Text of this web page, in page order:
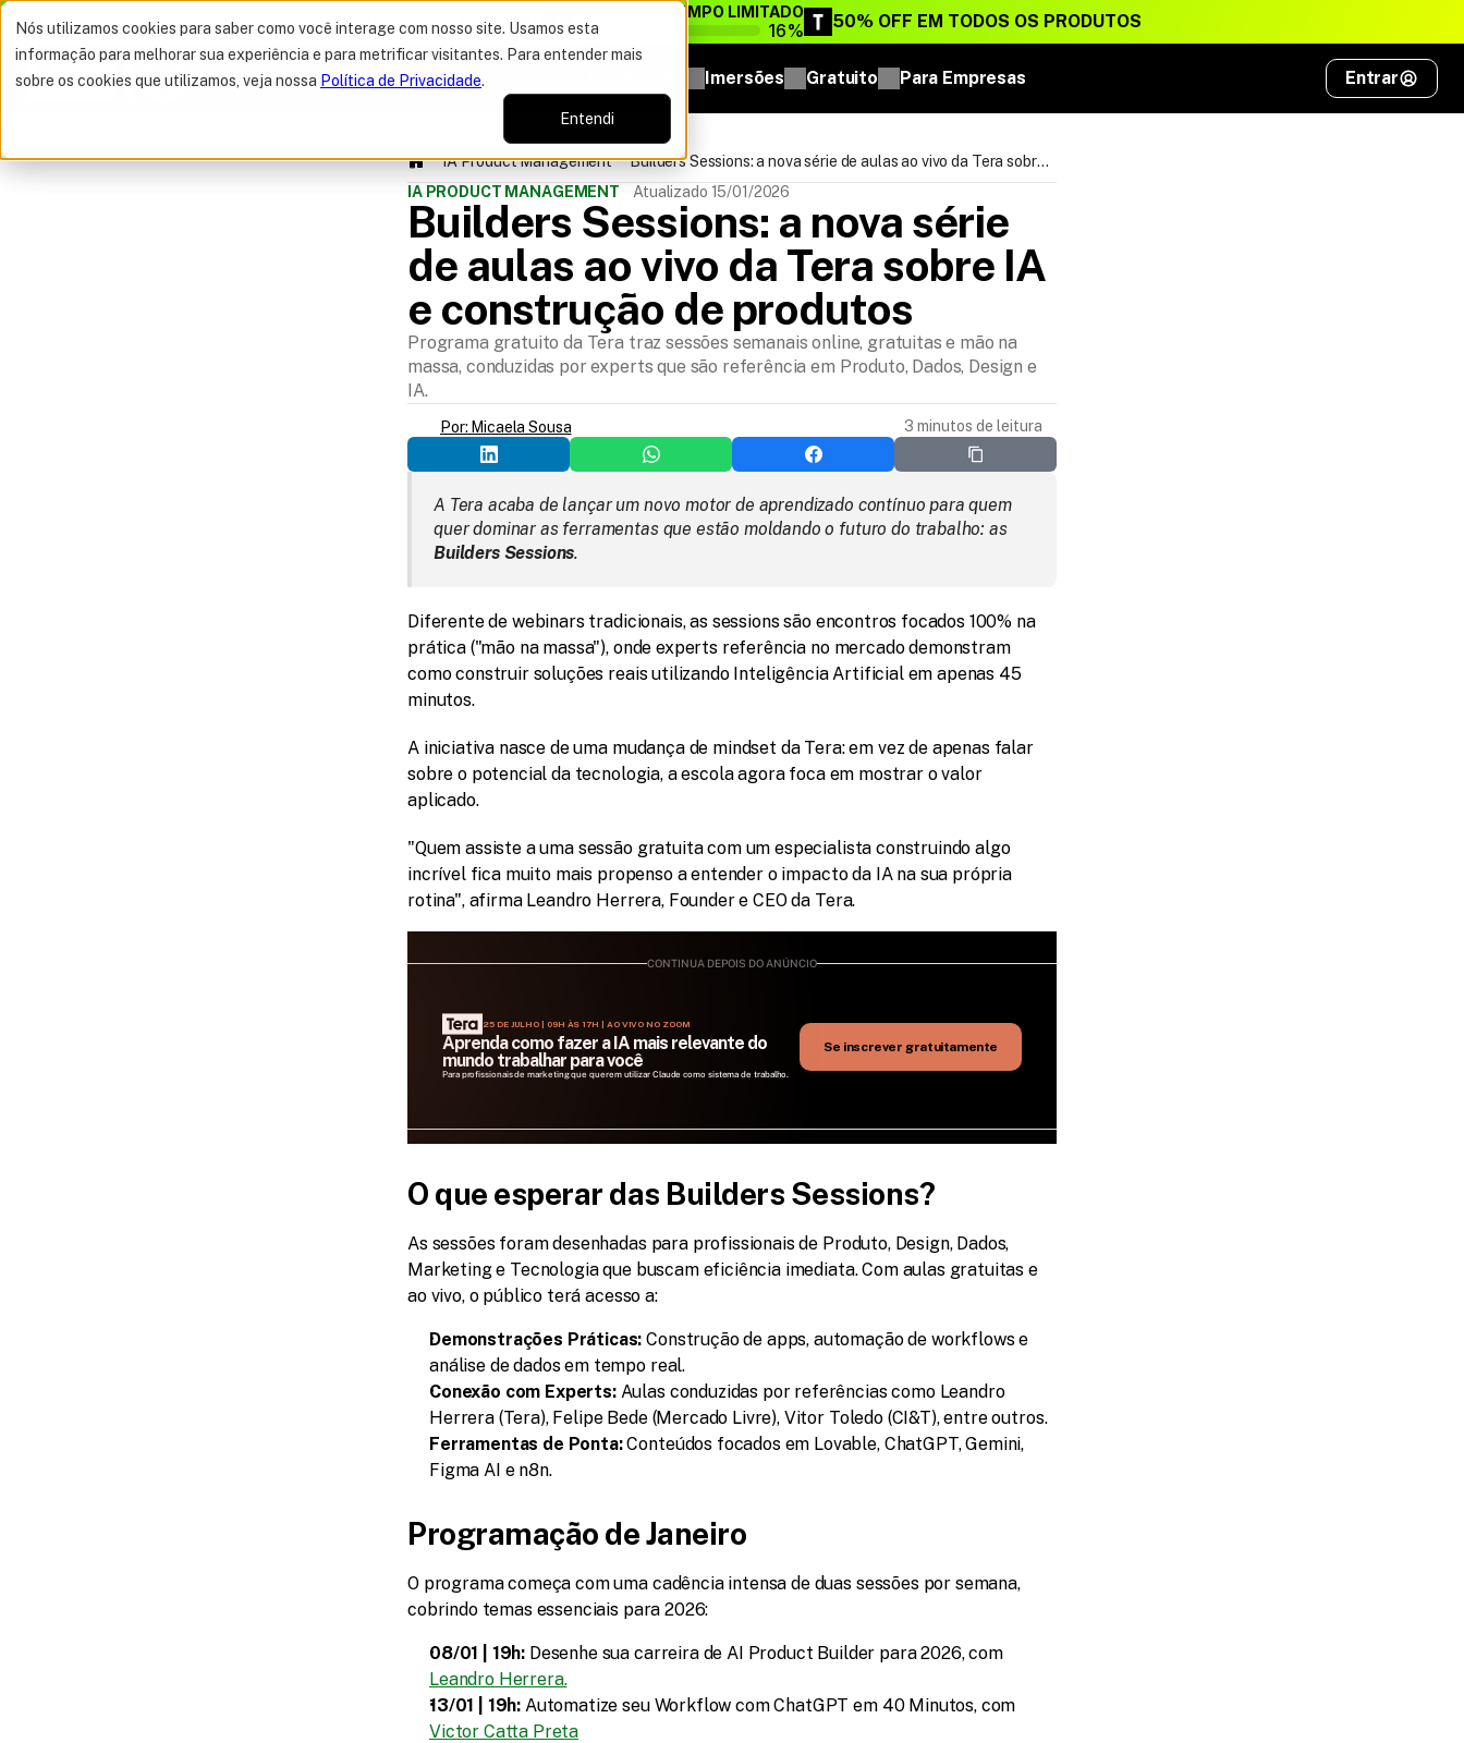
Nós utilizamos cookies para saber como você interage com nosso site. Usamos esta
informação para melhorar sua experiência e para metrificar visitantes. Para entender mais
sobre os cookies que utilizamos, veja nossa Política de Privacidade.
Entendi
Imersões Gratuito Para Empresas Entrar
MELHOR OFERTA DO ANO VAGAS POR TEMPO LIMITADO
16% 50% OFF EM TODOS OS PRODUTOS
IA Product Management
Builders Sessions: a nova série de aulas ao vivo da Tera sobre
IA e construção de produtos
IA PRODUCT MANAGEMENT Atualizado 15/01/2026
Builders Sessions: a nova série
de aulas ao vivo da Tera sobre IA
e construção de produtos
Programa gratuito da Tera traz sessões semanais online, gratuitas e mão na
massa, conduzidas por experts que são referência em Produto, Dados, Design e
IA.
Por: Micaela Sousa 3 minutos de leitura
A Tera acaba de lançar um novo motor de aprendizado contínuo para quem
Builders Sessions.
Diferente de webinars tradicionais, as sessions são encontros focados 100% na
prática ("mão na massa"), onde experts referência no mercado demonstram
como construir soluções reais utilizando Inteligência Artificial em apenas 45
minutos.
A iniciativa nasce de uma mudança de mindset da Tera: em vez de apenas falar
sobre o potencial da tecnologia, a escola agora foca em mostrar o valor
aplicado.
"Quem assiste a uma sessão gratuita com um especialista construindo algo
incrível fica muito mais propenso a entender o impacto da IA na sua própria
rotina", afirma Leandro Herrera, Founder e CEO da Tera.
CONTINUA DEPOIS DO ANÚNCIO
25 DE JULHO | 09H ÀS 17H | AO VIVO NO ZOOM
Aprenda como fazer a IA mais relevante do
mundo trabalhar para você
Para profissionais de marketing que querem utilizar Claude como sistema de trabalho.
Se inscrever gratuitamente
O que esperar das Builders Sessions?
As sessões foram desenhadas para profissionais de Produto, Design, Dados,
Marketing e Tecnologia que buscam eficiência imediata. Com aulas gratuitas e
ao vivo, o público terá acesso a:
Demonstrações Práticas: Construção de apps, automação de workflows e
análise de dados em tempo real.
Conexão com Experts: Aulas conduzidas por referências como Leandro
Herrera (Tera), Felipe Bede (Mercado Livre), Vitor Toledo (CI&T), entre outros.
Ferramentas de Ponta: Conteúdos focados em Lovable, ChatGPT, Gemini,
Figma AI e n8n.
Programação de Janeiro
O programa começa com uma cadência intensa de duas sessões por semana,
cobrindo temas essenciais para 2026:
08/01 | 19h:
Desenhe sua carreira de AI Product Builder para 2026, com
Leandro Herrera.
13/01 | 19h:
Victor Catta Preta